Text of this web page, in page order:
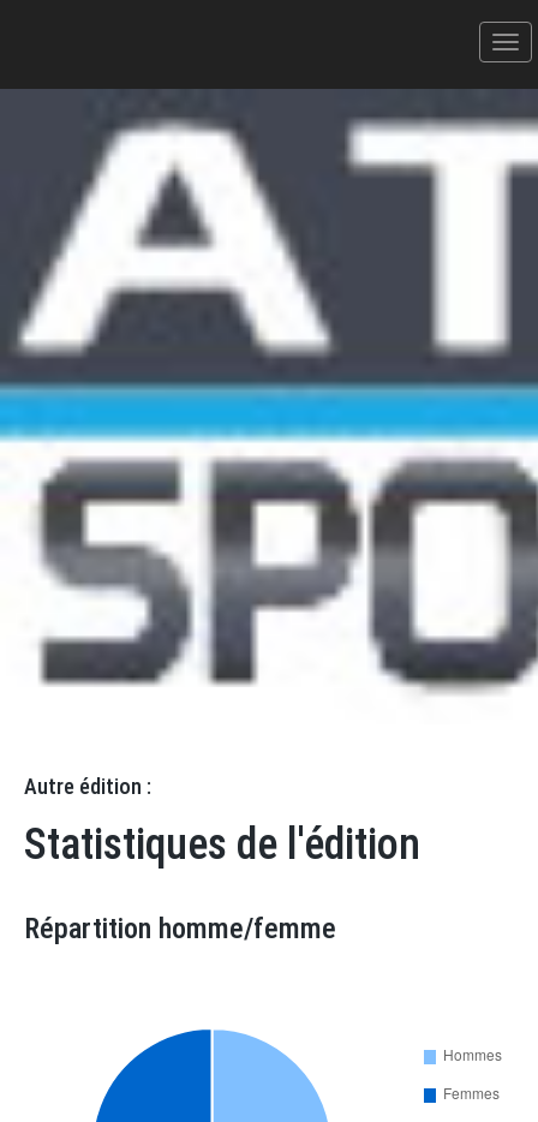
TRAIL DU SALAGOU - 11/10/2025
La Presqu'île - 13 km
Partager
Erratum
Donner votre avis
Aperçu
Résultats
Statistiques
Equipes
Autre édition :
Statistiques de l'édition
Répartition homme/femme